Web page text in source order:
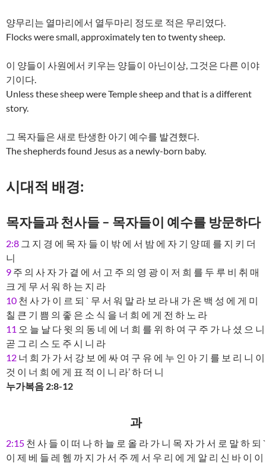
양무리는 열마리에서 열두마리 정도로 적은 무리였다.
Flocks were small, approximately ten to twenty sheep.
이 양들이 사원에서 키우는 양들이 아닌이상, 그것은 다른 이야
기이다.
Unless these sheep were Temple sheep and that is a different
story.
그 목자들은 새로 탄생한 아기 예수를 발견했다.
The shepherds found Jesus as a newly-born baby.
시대적 배경:
목자들과 천사들 – 목자들이 예수를 방문하다
2:8 그 지 경 에 목 자 들 이 밖 에 서 밤 에 자 기 양 떼 를 지 키 더
니
9 주 의 사 자 가 곁 에 서 고 주 의 영 광 이 저 희 를 두 루 비 취 매
크 게 무 서 워 하 는 지 라
10 천 사 가 이 르 되 ` 무 서 워 말 라 보 라 내 가 온 백 성 에 게 미
칠 큰 기 쁨 의 좋 은 소 식 을 너 희 에 게 전 하 노 라
11 오 늘 날 다 윗 의 동 네 에 너 희 를 위 하 여 구 주 가 나 셨 으 니
곧 그 리 스 도 주 시 니 라
12 너 희 가 가 서 강 보 에 싸 여 구 유 에 누 인 아 기 를 보 리 니 이
것 이 너 희 에 게 표 적 이 니 라’ 하 더 니
누가복음 2:8-12
과
2:15 천 사 들 이 떠 나 하 늘 로 올 라 가 니 목 자 가 서 로 말 하 되 `
이 제 베 들 레 헴 까 지 가 서 주 께 서 우 리 에 게 알 리 신 바 이 이